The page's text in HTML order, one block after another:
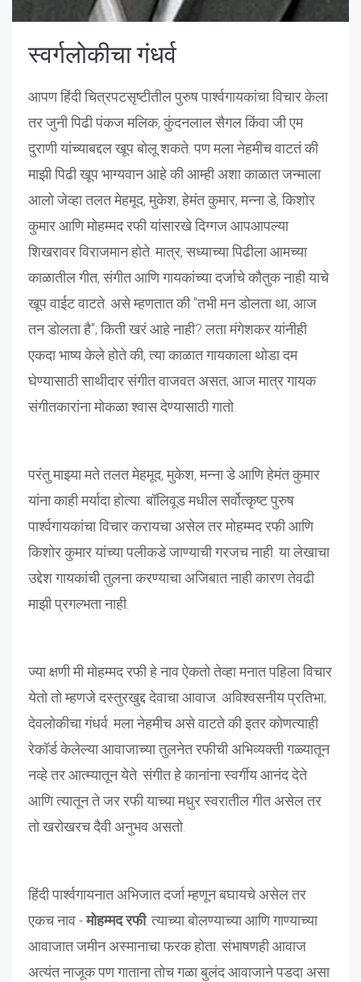
स्वर्गलोकीचा गंधर्व
आपण हिंदी चित्रपटसृष्टीतील पुरुष पार्श्वगायकांचा विचार केला
तर जुनी पिढी पंकज मलिक, कुंदनलाल सैगल किंवा जी एम
दुराणी यांच्याबद्दल खूप बोलू शकते. पण मला नेहमीच वाटतं की
माझी पिढी खूप भाग्यवान आहे की आम्ही अशा काळात जन्माला
आलो जेव्हा तलत मेहमूद, मुकेश, हेमंत कुमार, मन्ना डे, किशोर
कुमार आणि मोहम्मद रफी यांसारखे दिग्गज आपआपल्या
शिखरावर विराजमान होते. मात्र, सध्याच्या पिढीला आमच्या
काळातील गीत, संगीत आणि गायकांच्या दर्जाचे कौतुक नाही याचे
खूप वाईट वाटते. असे म्हणतात की "तभी मन डोलता था, आज
तन डोलता है"; किती खरं आहे नाही? लता मंगेशकर यांनीही
एकदा भाष्य केले होते की, त्या काळात गायकाला थोडा दम
घेण्यासाठी साथीदार संगीत वाजवत असत; आज मात्र गायक
संगीतकारांना मोकळा श्वास देण्यासाठी गातो.
परंतु माझ्या मते तलत मेहमूद, मुकेश, मन्ना डे आणि हेमंत कुमार
यांना काही मर्यादा होत्या. बॉलिवूड मधील सर्वोत्कृष्ट पुरुष
पार्श्वगायकांचा विचार करायचा असेल तर मोहम्मद रफी आणि
किशोर कुमार यांच्या पलीकडे जाण्याची गरजच नाही. या लेखाचा
उद्देश गायकांची तुलना करण्याचा अजिबात नाही कारण तेवढी
माझी प्रगल्भता नाही.
ज्या क्षणी मी मोहम्मद रफी हे नाव ऐकतो तेव्हा मनात पहिला विचार
येतो तो म्हणजे दस्तुरखुद्द देवाचा आवाज. अविश्वसनीय प्रतिभा;
देवलोकीचा गंधर्व. मला नेहमीच असे वाटते की इतर कोणत्याही
रेकॉर्ड केलेल्या आवाजाच्या तुलनेत रफीची अभिव्यक्ती गळ्यातून
नव्हे तर आत्म्यातून येते. संगीत हे कानांना स्वर्गीय आनंद देते
आणि त्यातून ते जर रफी याच्या मधुर स्वरातील गीत असेल तर
तो खरोखरच दैवी अनुभव असतो.
हिंदी पार्श्वगायनात अभिजात दर्जा म्हणून बघायचे असेल तर
एकच नाव -मोहम्मद रफी. त्याच्या बोलण्याच्या आणि गाण्याच्या
आवाजात जमीन अस्मानाचा फरक होता. संभाषणही आवाज
अत्यंत नाजूक पण गाताना तोच गळा बुलंद आवाजाने पडदा असा